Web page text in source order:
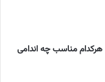
مناسب چه اندامی